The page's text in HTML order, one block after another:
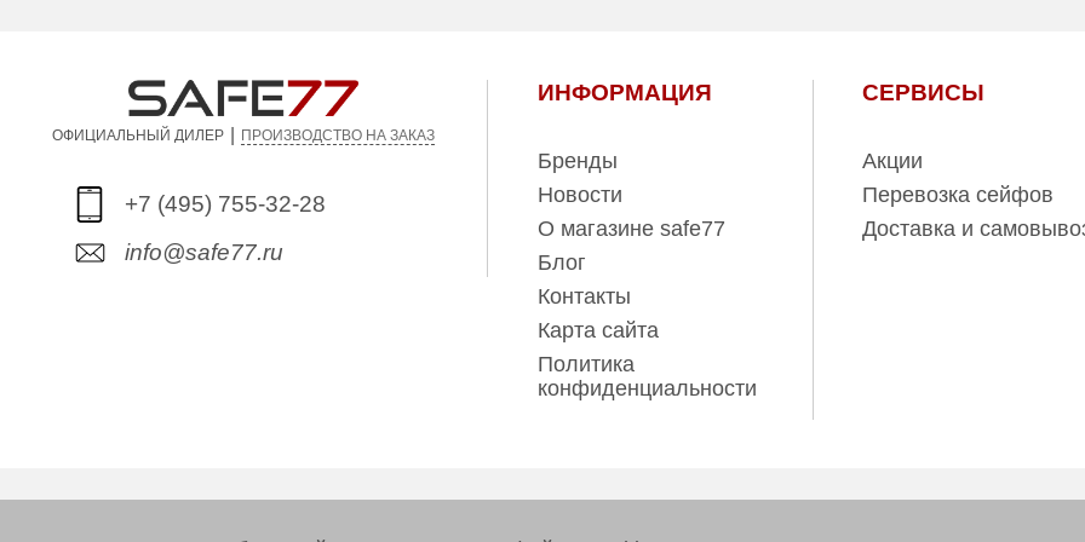
объем (л):
Производитель: Safeguard
ОФИЦИАЛЬНЫЙ ДИЛЕР ПРОИЗВОДСТВО НА ЗАКАЗ
+7 (495) 755-32-28
info@safe77.ru
ИНФОРМАЦИЯ
Бренды
Новости
О магазине safe77
Блог
Контакты
Карта сайта
Политика
конфиденциальности
СЕРВИСЫ
Акции
Перевозка сейфов
Доставка и